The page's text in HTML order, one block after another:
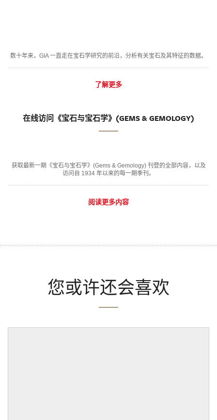
数十年来，GIA 一直走在宝石学研究的前沿，分析有关宝石及其特征的数据。
了解更多
在线访问《宝石与宝石学》(GEMS & GEMOLOGY)
获取最新一期《宝石与宝石学》(Gems & Gemology) 刊登的全部内容，以及
访问自 1934 年以来的每一期季刊。
阅读更多内容
您或许还会喜欢